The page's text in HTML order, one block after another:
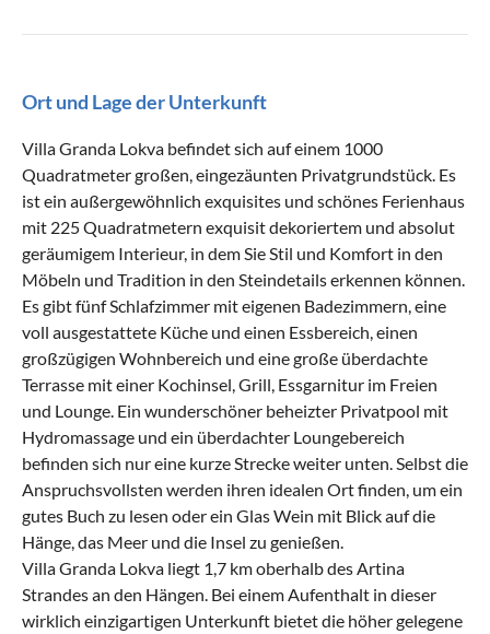
Ort und Lage der Unterkunft
Villa Granda Lokva befindet sich auf einem 1000
Quadratmeter großen, eingezäunten Privatgrundstück. Es
ist ein außergewöhnlich exquisites und schönes Ferienhaus
mit 225 Quadratmetern exquisit dekoriertem und absolut
geräumigem Interieur, in dem Sie Stil und Komfort in den
Möbeln und Tradition in den Steindetails erkennen können.
Es gibt fünf Schlafzimmer mit eigenen Badezimmern, eine
voll ausgestattete Küche und einen Essbereich, einen
großzügigen Wohnbereich und eine große überdachte
Terrasse mit einer Kochinsel, Grill, Essgarnitur im Freien
und Lounge. Ein wunderschöner beheizter Privatpool mit
Hydromassage und ein überdachter Loungebereich
befinden sich nur eine kurze Strecke weiter unten. Selbst die
Anspruchsvollsten werden ihren idealen Ort finden, um ein
gutes Buch zu lesen oder ein Glas Wein mit Blick auf die
Hänge, das Meer und die Insel zu genießen.
Villa Granda Lokva liegt 1,7 km oberhalb des Artina
Strandes an den Hängen. Bei einem Aufenthalt in dieser
wirklich einzigartigen Unterkunft bietet die höher gelegene